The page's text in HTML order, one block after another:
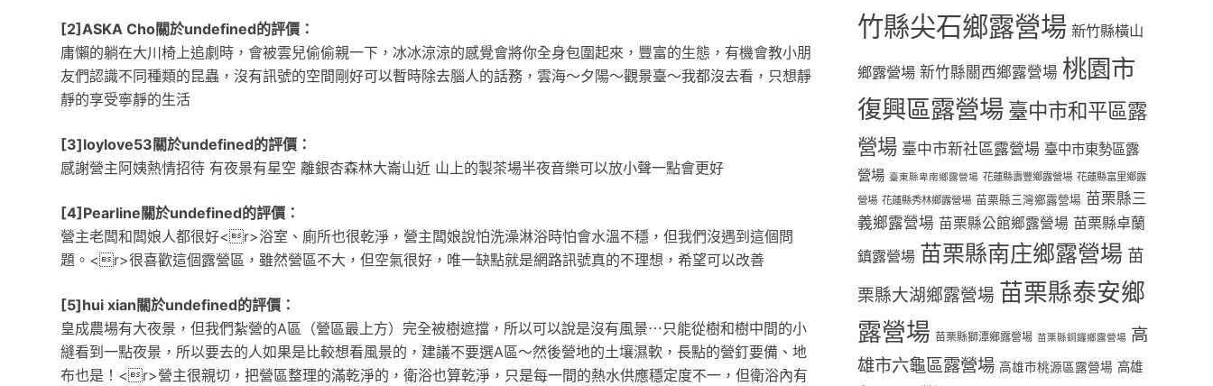
[2]ASKA Cho關於undefined的評價：
庸懶的躺在大川椅上追劇時，會被雲兒偷偷親一下，冰冰涼涼的感覺會將你全身包圍起來，豐富的生態，有機會教小朋
友們認識不同種類的昆蟲，沒有訊號的空間剛好可以暫時除去腦人的話務，雲海～夕陽～觀景臺～我都沒去看，只想靜
靜的享受寧靜的生活
[3]loylove53關於undefined的評價：
感謝營主阿姨熱情招待 有夜景有星空 離銀杏森林大崙山近 山上的製茶場半夜音樂可以放小聲一點會更好
[4]Pearline關於undefined的評價：
營主老闆和闆娘人都很好<r>浴室、廁所也很乾淨，營主闆娘說怕洗澡淋浴時怕會水溫不穩，但我們沒遇到這個問
題。<r>很喜歡這個露營區，雖然營區不大，但空氣很好，唯一缺點就是網路訊號真的不理想，希望可以改善
[5]hui xian關於undefined的評價：
皇成農場有大夜景，但我們紮營的A區（營區最上方）完全被樹遮擋，所以可以說是沒有風景⋯只能從樹和樹中間的小
縫看到一點夜景，所以要去的人如果是比較想看風景的，建議不要選A區～然後營地的土壤濕軟，長點的營釘要備、地
布也是！<r>營主很親切，把營區整理的滿乾淨的，衛浴也算乾淨，只是每一間的熱水供應穩定度不一，但衛浴內有
竹縣尖石鄉露營場 新竹縣橫山
鄉露營場 新竹縣關西鄉露營場 桃園市
復興區露營場 臺中市和平區露
營場 臺中市新社區露營場 臺中市東勢區露
營場 臺東縣卑南鄉露營場 花蓮縣壽豐鄉露營場 花蓮縣富里鄉露
營場 花蓮縣秀林鄉露營場 苗栗縣三灣鄉露營場 苗栗縣三
義鄉露營場 苗栗縣公館鄉露營場 苗栗縣卓蘭
鎮露營場 苗栗縣南庄鄉露營場 苗
栗縣大湖鄉露營場 苗栗縣泰安鄉
露營場 苗栗縣獅潭鄉露營場 苗栗縣銅鑼鄉露營場 高
雄市六龜區露營場 高雄市桃源區露營場 高雄